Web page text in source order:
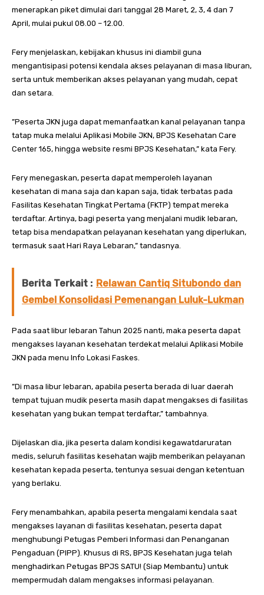
menerapkan piket dimulai dari tanggal 28 Maret, 2, 3, 4 dan 7
April, mulai pukul 08.00 – 12.00.
Fery menjelaskan, kebijakan khusus ini diambil guna
mengantisipasi potensi kendala akses pelayanan di masa liburan,
serta untuk memberikan akses pelayanan yang mudah, cepat
dan setara.
”Peserta JKN juga dapat memanfaatkan kanal pelayanan tanpa
tatap muka melalui Aplikasi Mobile JKN, BPJS Kesehatan Care
Center 165, hingga website resmi BPJS Kesehatan,” kata Fery.
Fery menegaskan, peserta dapat memperoleh layanan
kesehatan di mana saja dan kapan saja, tidak terbatas pada
Fasilitas Kesehatan Tingkat Pertama (FKTP) tempat mereka
terdaftar. Artinya, bagi peserta yang menjalani mudik lebaran,
tetap bisa mendapatkan pelayanan kesehatan yang diperlukan,
termasuk saat Hari Raya Lebaran,” tandasnya.
Berita Terkait : Relawan Cantiq Situbondo dan
Gembel Konsolidasi Pemenangan Luluk-Lukman
Pada saat libur lebaran Tahun 2025 nanti, maka peserta dapat
mengakses layanan kesehatan terdekat melalui Aplikasi Mobile
JKN pada menu Info Lokasi Faskes.
”Di masa libur lebaran, apabila peserta berada di luar daerah
tempat tujuan mudik peserta masih dapat mengakses di fasilitas
kesehatan yang bukan tempat terdaftar,” tambahnya.
Dijelaskan dia, jika peserta dalam kondisi kegawatdaruratan
medis, seluruh fasilitas kesehatan wajib memberikan pelayanan
kesehatan kepada peserta, tentunya sesuai dengan ketentuan
yang berlaku.
Fery menambahkan, apabila peserta mengalami kendala saat
mengakses layanan di fasilitas kesehatan, peserta dapat
menghubungi Petugas Pemberi Informasi dan Penanganan
Pengaduan (PIPP). Khusus di RS, BPJS Kesehatan juga telah
menghadirkan Petugas BPJS SATU! (Siap Membantu) untuk
mempermudah dalam mengakses informasi pelayanan.